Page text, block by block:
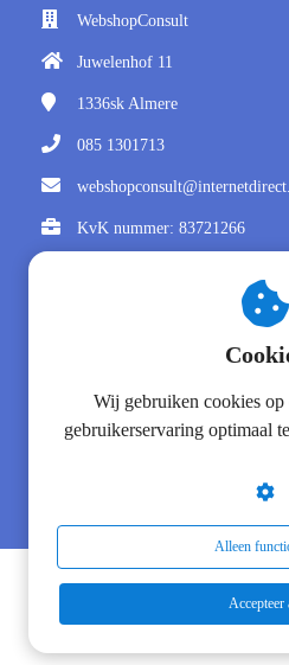
WebshopConsult
Juwelenhof 11
1336sk Almere
085 1301713
KvK nummer: 83721266
Copyright
Wij gebruiken cookies op
gebruikerservaring optimaal
Alleen
Accepteer